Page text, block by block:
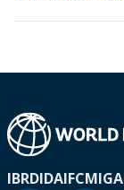
IBRDIDAIFCMIGA